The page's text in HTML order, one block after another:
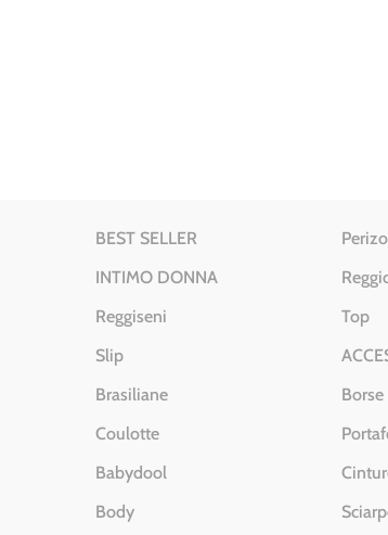
BEST SELLER
INTIMO DONNA
Reggiseni
Slip
Brasiliane
Coulotte
Babydool
Body
Top
Borse